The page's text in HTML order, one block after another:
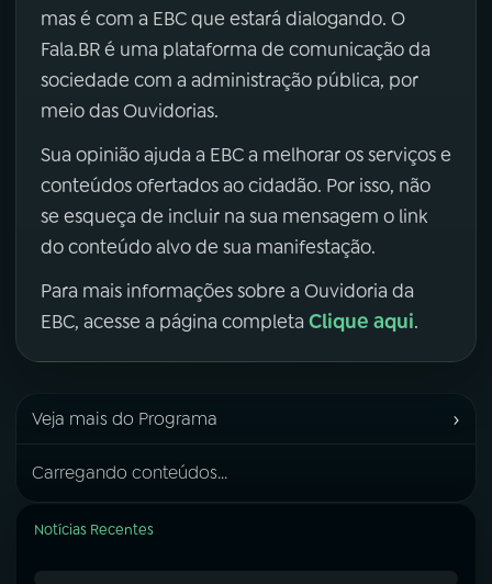
mas é com a EBC que estará dialogando. O
Fala.BR é uma plataforma de comunicação da
sociedade com a administração pública, por
meio das Ouvidorias.
Sua opinião ajuda a EBC a melhorar os serviços e
conteúdos ofertados ao cidadão. Por isso, não
se esqueça de incluir na sua mensagem o link
do conteúdo alvo de sua manifestação.
Para mais informações sobre a Ouvidoria da
EBC, acesse a página completa Clique aqui.
Veja mais do Programa ›
Carregando conteúdos...
Notícias Recentes